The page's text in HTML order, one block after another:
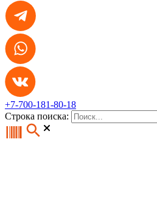
+7-700-181-80-18
Строка поиска: